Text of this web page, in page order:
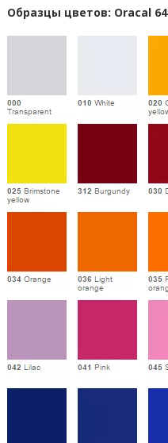
Образцы цветов: Oracal